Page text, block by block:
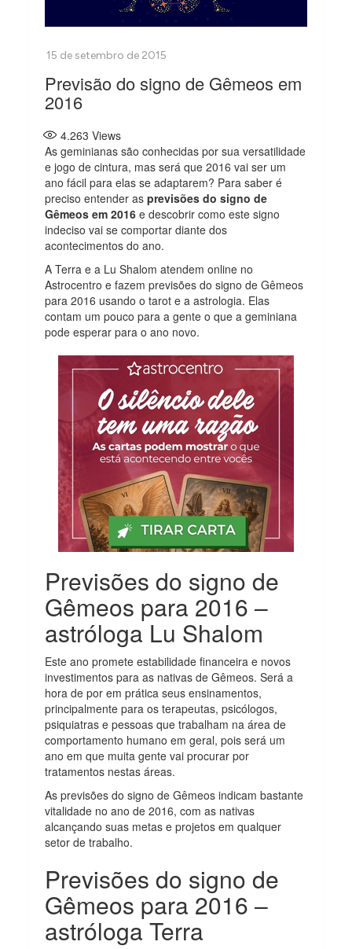
Previsão do signo de Gêmeos em
2016
4.263 Views
As geminianas são conhecidas por sua versatilidade
e jogo de cintura, mas será que 2016 vai ser um
ano fácil para elas se adaptarem? Para saber é
preciso entender asprevisões do signo de
Gêmeos em 2016e descobrir como este signo
indeciso vai se comportar diante dos
acontecimentos do ano.
A Terra e a Lu Shalom atendem online no
Astrocentro e fazem previsões do signo de Gêmeos
para 2016 usando o tarot e a astrologia. Elas
contam um pouco para a gente o que a geminiana
pode esperar para o ano novo.
Previsões do signo de
Gêmeos para 2016 –
astróloga Lu Shalom
Este ano promete estabilidade financeira e novos
investimentos para as nativas de Gêmeos. Será a
hora de por em prática seus ensinamentos,
principalmente para os terapeutas, psicólogos,
psiquiatras e pessoas que trabalham na área de
comportamento humano em geral, pois será um
ano em que muita gente vai procurar por
tratamentos nestas áreas.
As previsões do signo de Gêmeos indicam bastante
vitalidade no ano de 2016, com as nativas
alcançando suas metas e projetos em qualquer
setor de trabalho.
Previsões do signo de
Gêmeos para 2016 –
astróloga Terra